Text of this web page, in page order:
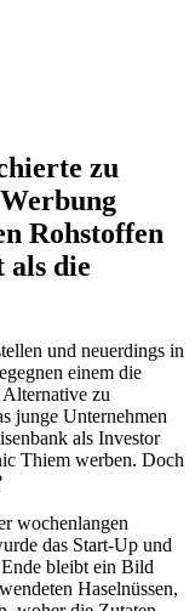
zu
Rohstoffen
die
und neuerdings in
einem die
Alternative zu
junge Unternehmen
als Investor
Thiem werben. Doch
wochenlangen
das Start-Up und
bleibt ein Bild
Haselnüssen,